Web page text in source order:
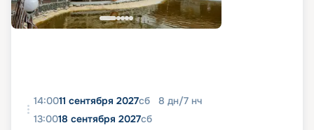
14:0011 сентября 2027сб 8 дн/7 нч
13:0018 сентября 2027сб